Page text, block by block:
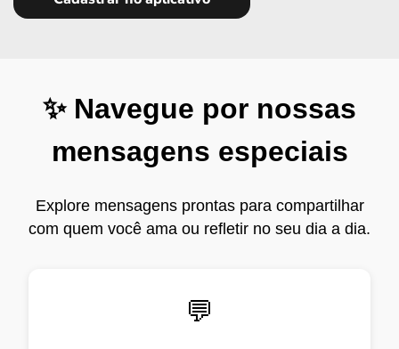
✨ Navegue por nossas
mensagens especiais
Explore mensagens prontas para compartilhar
com quem você ama ou refletir no seu dia a dia.
💬